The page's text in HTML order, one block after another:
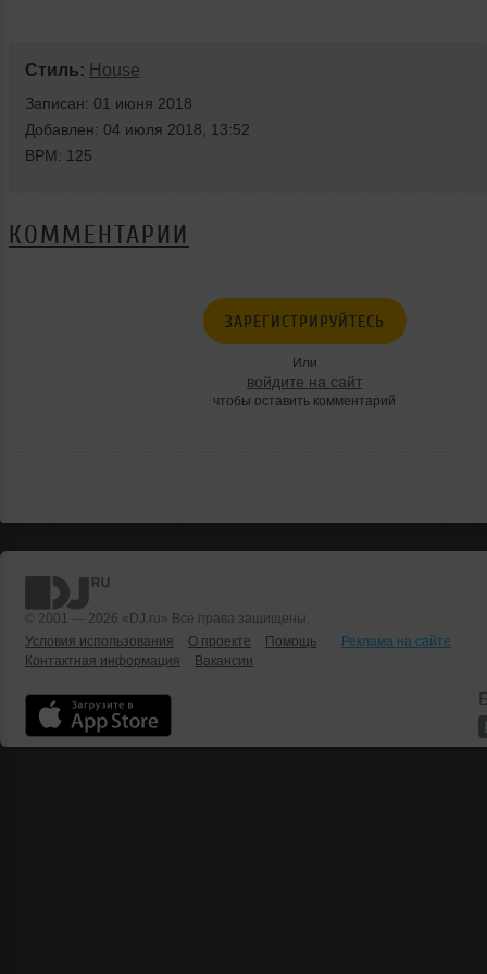
Стиль: House
Записан: 01 июня 2018
Добавлен: 04 июля 2018, 13:52
BPM: 125
КОММЕНТАРИИ
ЗАРЕГИСТРИРУЙТЕСЬ
Или
войдите на сайт
чтобы оставить комментарий
© 2001 — 2026 «DJ.ru» Все права защищены.
Условия использования
О проекте Помощь
Реклама на сайте
Контактная информация
Вакансии